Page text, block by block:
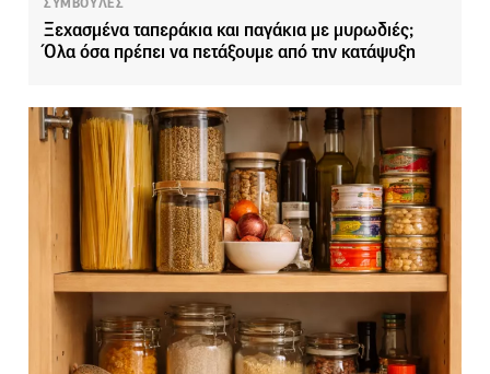
Ξεχασμένα ταπεράκια και παγάκια με μυρωδιές;
Όλα όσα πρέπει να πετάξουμε από την κατάψυξη